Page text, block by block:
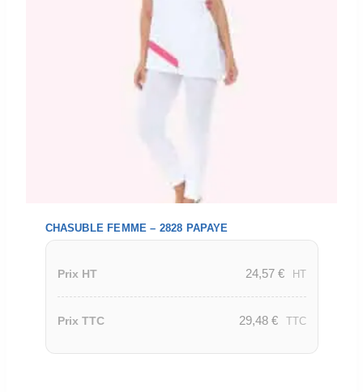
CHASUBLE FEMME – 2828 PAPAYE
Prix HT 24,57 € HT
Prix TTC 29,48 € TTC